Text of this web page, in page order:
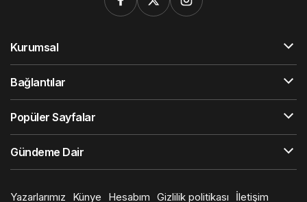
Kurumsal
Bağlantılar
Popüler Sayfalar
Gündeme Dair
Yazarlarımız Künye Hesabım Gizlilik politikası İletişim